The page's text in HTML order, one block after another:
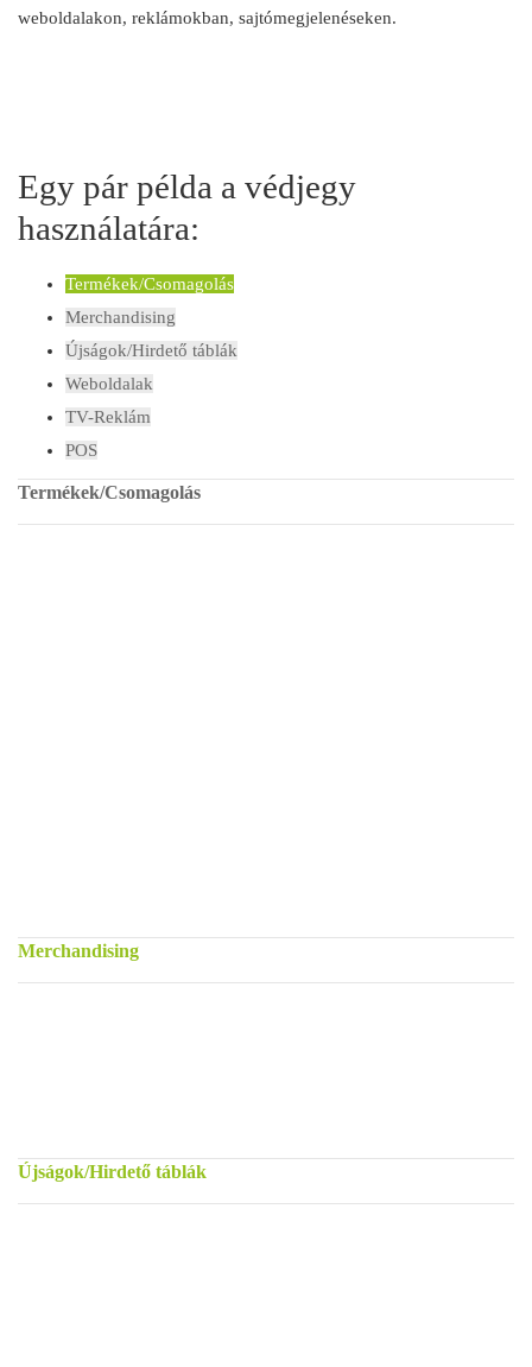
weboldalakon, reklámokban, sajtómegjelenéseken.
Egy pár példa a védjegy
használatára:
Termékek/Csomagolás
Merchandising
Újságok/Hirdető táblák
Weboldalak
TV-Reklám
POS
Termékek/Csomagolás
Merchandising
Újságok/Hirdető táblák